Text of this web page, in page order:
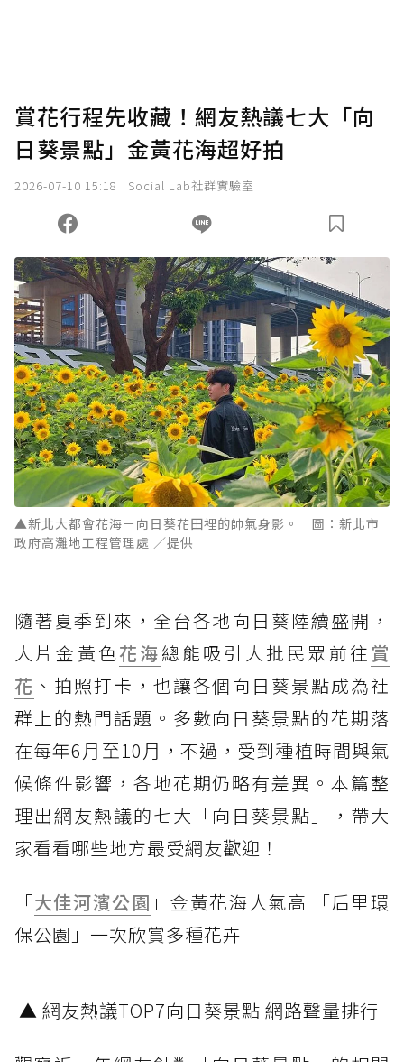
賞花行程先收藏！網友熱議七大「向
日葵景點」金黃花海超好拍
2026-07-10 15:18 Social Lab社群實驗室
▲新北大都會花海－向日葵花田裡的帥氣身影。 圖：新北市
政府高灘地工程管理處 ／提供
隨著夏季到來，全台各地向日葵陸續盛開，
大片金黃色花海總能吸引大批民眾前往 賞
花 、拍照打卡，也讓各個向日葵景點成為社
群上的熱門話題。多數向日葵景點的花期落
在每年6月至10月，不過，受到種植時間與氣
候條件影響，各地花期仍略有差異。本篇整
理出網友熱議的七大「向日葵景點」，帶大
家看看哪些地方最受網友歡迎！
「大佳河濱公園 」金黃花海人氣高 「后里環
保公園」一次欣賞多種花卉
▲ 網友熱議TOP7向日葵景點 網路聲量排行